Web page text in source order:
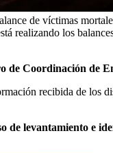
de víctimas
realizando los
de Coordinación de
recibida de los
de levantamiento e